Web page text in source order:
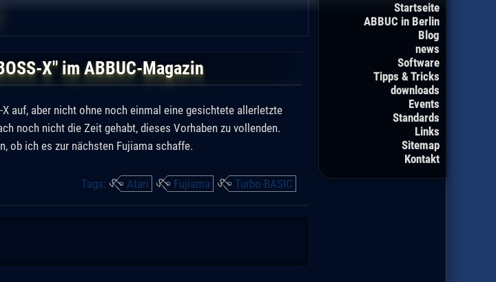
Startseite
ABBUC in Berlin
Blog
news
Software
Tipps & Tricks
downloads
Events
Standards
Links
Sitemap
Kontakt
X" im ABBUC-Magazin
auf, aber nicht ohne noch einmal eine gesichtete allerletzte
noch nicht die Zeit gehabt, dieses Vorhaben zu vollenden.
ob ich es zur nächsten Fujiama schaffe.
Tags: Atari Fujiama Turbo-BASIC